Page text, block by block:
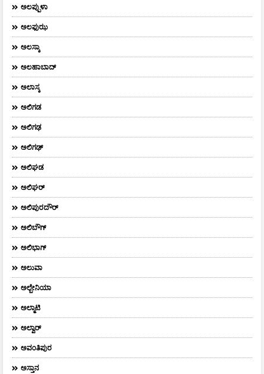
ಅಲಪ್ಪುಳಾ
ಅಲಫುಝ
ಅಲಸ್ಕಾ
ಅಲಹಾಬಾದ್
ಅಲಾಸ್ಕ
ಅಲಿಗಡ
ಅಲಿಗಢ
ಅಲಿಗಢ್
ಅಲಿಘಡ
ಅಲಿಘರ್
ಅಲಿಪುರದೌರ್‌
ಅಲಿಬೌಗ್
ಅಲಿಭಾಗ್
ಅಲುವಾ
ಅಲ್ಬೇನಿಯಾ
ಅಲ್ಮಾಟಿ
ಅಲ್ವಾರ್
ಅವಂತಿಪುರ
ಅಸ್ತಾನ